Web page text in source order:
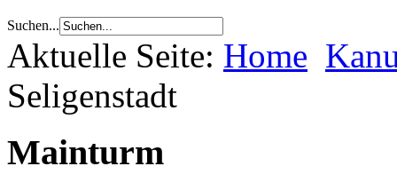
Suchen...
Aktuelle Seite: Home
Seligenstadt
Mainturm